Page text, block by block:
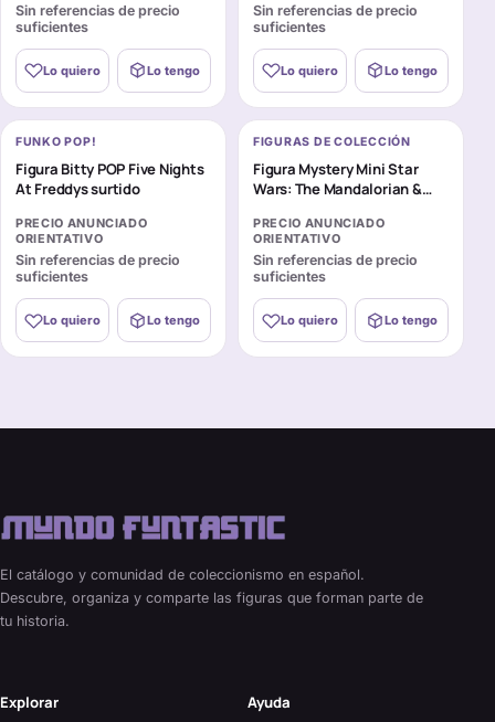
Sin referencias de precio
suficientes
Lo quiero Lo tengo
Sin referencias de precio
suficientes
Lo quiero Lo tengo
FUNKO POP!
Figura Bitty POP Five Nights
At Freddys surtido
PRECIO ANUNCIADO
ORIENTATIVO
Sin referencias de precio
suficientes
Lo quiero Lo tengo
FIGURAS DE COLECCIÓN
Figura Mystery Mini Star
Wars: The Mandalorian &
PRECIO ANUNCIADO
ORIENTATIVO
Sin referencias de precio
suficientes
Lo quiero Lo tengo
El catálogo y comunidad de coleccionismo en español.
Descubre, organiza y comparte las figuras que forman parte de
tu historia.
Explorar Ayuda